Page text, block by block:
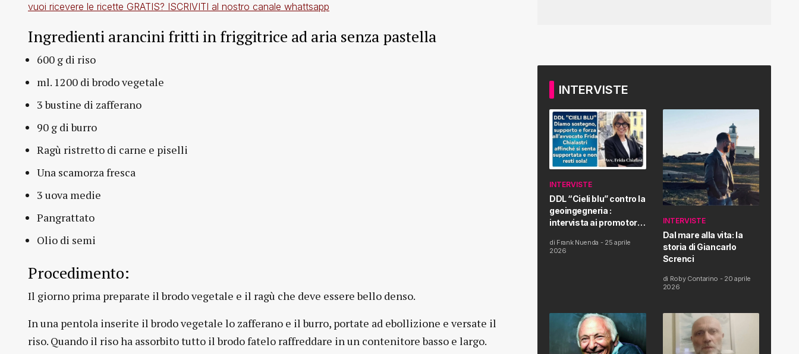
vuoi ricevere le ricette GRATIS? ISCRIVITI al nostro canale whattsapp
Ingredienti arancini fritti in friggitrice ad aria senza pastella
600 g di riso
ml. 1200 di brodo vegetale
3 bustine di zafferano
90 g di burro
Ragù ristretto di carne e piselli
Una scamorza fresca
3 uova medie
Pangrattato
Olio di semi
Procedimento:
Il giorno prima preparate il brodo vegetale e il ragù che deve essere bello denso.
In una pentola inserite il brodo vegetale lo zafferano e il burro, portate ad ebollizione e versate il
riso. Quando il riso ha assorbito tutto il brodo fatelo raffreddare in un contenitore basso e largo.
INTERVISTE
INTERVISTE
DDL “Cieli blu” contro la
geoingegneria :
intervista ai promotori
Proposta di Legge
di Frank Nuenda - 25 aprile
2026
INTERVISTE
Dal mare alla vita: la
storia di Giancarlo
Screnci
di Roby Contarino - 20 aprile
2026